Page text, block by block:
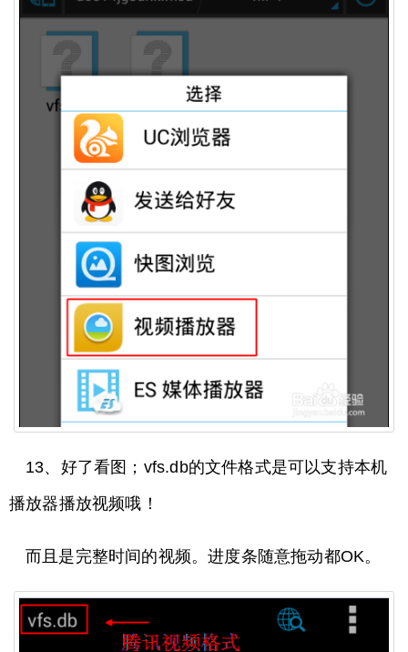
13、好了看图；vfs.db的文件格式是可以支持本机
播放器播放视频哦！
而且是完整时间的视频。进度条随意拖动都OK。